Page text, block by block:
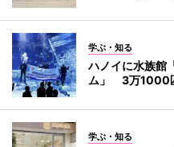
学ぶ・知る
ハノイに水族館
ム」 3万1000
学ぶ・知る